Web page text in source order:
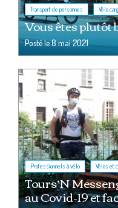
Transport de personnes , Vélo
Vous êtes
Posté le8 mai 2021
Professionnels à vélo , Vélos et
Tours’N
au Covid-19 et